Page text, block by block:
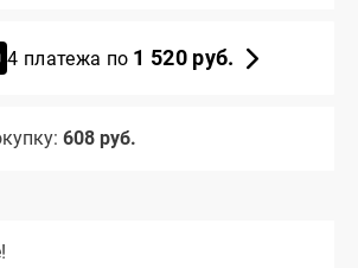
4 платежа по 1 520 руб.
608 руб.